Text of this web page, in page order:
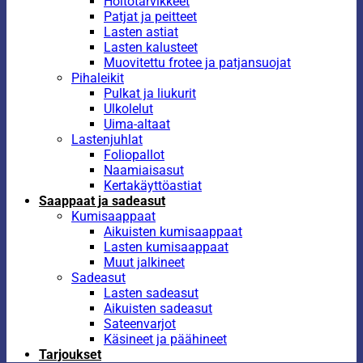
Patjat ja peitteet
Lasten astiat
Lasten kalusteet
Muovitettu frotee ja patjansuojat
Pihaleikit
Pulkat ja liukurit
Ulkolelut
Uima-altaat
Lastenjuhlat
Foliopallot
Naamiaisasut
Kertakäyttöastiat
Saappaat ja sadeasut
Kumisaappaat
Aikuisten kumisaappaat
Lasten kumisaappaat
Muut jalkineet
Sadeasut
Lasten sadeasut
Aikuisten sadeasut
Sateenvarjot
Käsineet ja päähineet
Tarjoukset